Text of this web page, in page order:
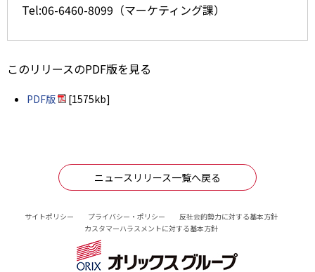
Tel:06-6460-8099（マーケティング課）
このリリースのPDF版を見る
PDF版 [1575kb]
ニュースリリース一覧へ戻る
サイトポリシー プライバシー・ポリシー
反社会的勢力に対する基本方針
カスタマーハラスメントに対する基本方針